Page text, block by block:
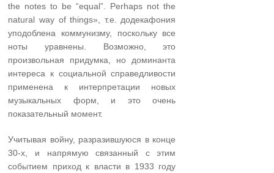
the notes to be “equal”. Perhaps not the
natural way of things», т.е. додекафония
уподоблена коммунизму, поскольку все
ноты уравнены. Возможно, это
произвольная придумка, но доминанта
интереса к социальной справедливости
применена к интерпретации новых
музыкальных форм, и это очень
показательный момент.
Учитывая войну, разразившуюся в конце
30-х, и напрямую связанный с этим
собы­тием приход к власти в 1933 году